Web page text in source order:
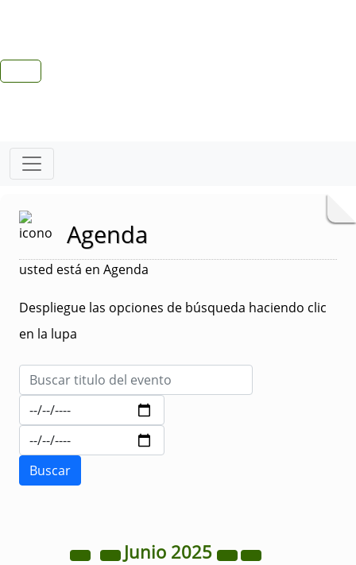
Agenda
usted está en Agenda
Despliegue las opciones de búsqueda haciendo clic
en la lupa
Junio 2025